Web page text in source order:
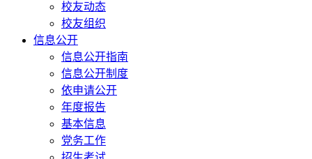
校友动态
校友组织
信息公开
信息公开指南
信息公开制度
依申请公开
年度报告
基本信息
党务工作